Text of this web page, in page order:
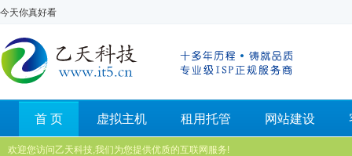
今天你真好看
首 页 虚拟主机 租用托管 网站建设
欢迎您访问乙天科技,我们为您提供优质的互联网服务!